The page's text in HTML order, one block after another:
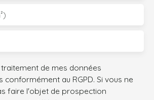
de mes données
conformément au RGPD. Si vous ne
faire l'objet de prospection